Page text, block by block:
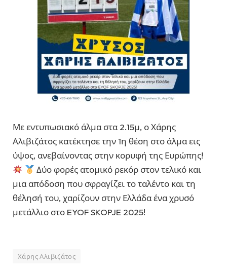
Με εντυπωσιακό άλμα στα 2.15μ, ο Χάρης
Αλιβιζάτος κατέκτησε την 1η θέση στο άλμα εις
ύψος, ανεβαίνοντας στην κορυφή της Ευρώπης!
Δύο φορές ατομικό ρεκόρ στον τελικό και
μια απόδοση που σφραγίζει το ταλέντο και τη
θέλησή του, χαρίζουν στην Ελλάδα ένα χρυσό
μετάλλιο στο EYOF SKOPJE 2025!
Χάρης Αλιβιζάτος